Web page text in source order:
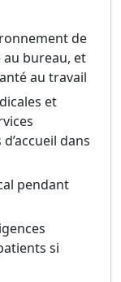
de
au bureau, et
au travail
et
dans
pendant
si